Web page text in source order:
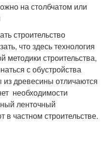
на столбчатом или
строительство
что здесь технология
методики строительства,
с обустройства
древесины отличаются
необходимости
ленточный
частном строительстве.